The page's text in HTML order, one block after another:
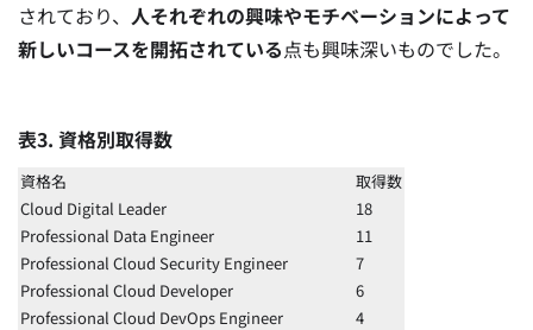
されており、 人それぞれの興味やモチベーションによって
新しいコースを開拓されている点も興味深いものでした。
表3. 資格別取得数
資格名
取得数
Cloud Digital Leader
18
Professional Data Engineer
11
Professional Cloud Security Engineer
7
Professional Cloud Developer
6
Professional Cloud DevOps Engineer
4